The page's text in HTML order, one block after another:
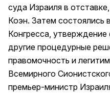
суда Израиля в
Коэн. Затем
Конгресса, утверждение
другие процедурные
правомочность и
Всемирного
премьер-министр